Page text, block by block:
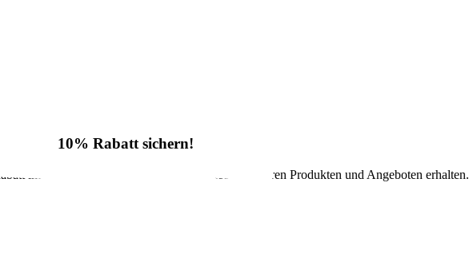
10% Rabatt sichern!
im Onlineshop sowie regelmäßige Infos zu unseren Produkten und Angeboten erhalten.